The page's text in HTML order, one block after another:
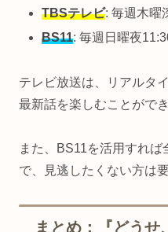
TBSテレビ: 毎週木曜
BS11: 毎週日曜夜
テレビ放送は、リアルタ
最新話を楽しむことができ
また、BS11を活用すれ
で、見逃したくない方は
まとめ：『どうせ